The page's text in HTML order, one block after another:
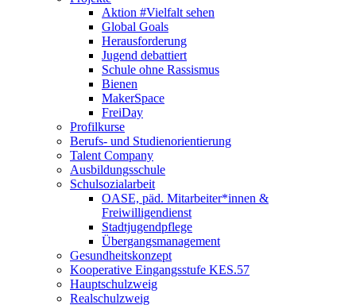
Aktion #Vielfalt sehen
Global Goals
Herausforderung
Jugend debattiert
Schule ohne Rassismus
Bienen
MakerSpace
FreiDay
Profilkurse
Berufs- und Studienorientierung
Talent Company
Ausbildungsschule
Schulsozialarbeit
OASE, päd. Mitarbeiter*innen &
Freiwilligendienst
Stadtjugendpflege
Übergangsmanagement
Gesundheitskonzept
Kooperative Eingangsstufe KES.57
Hauptschulzweig
Realschulzweig